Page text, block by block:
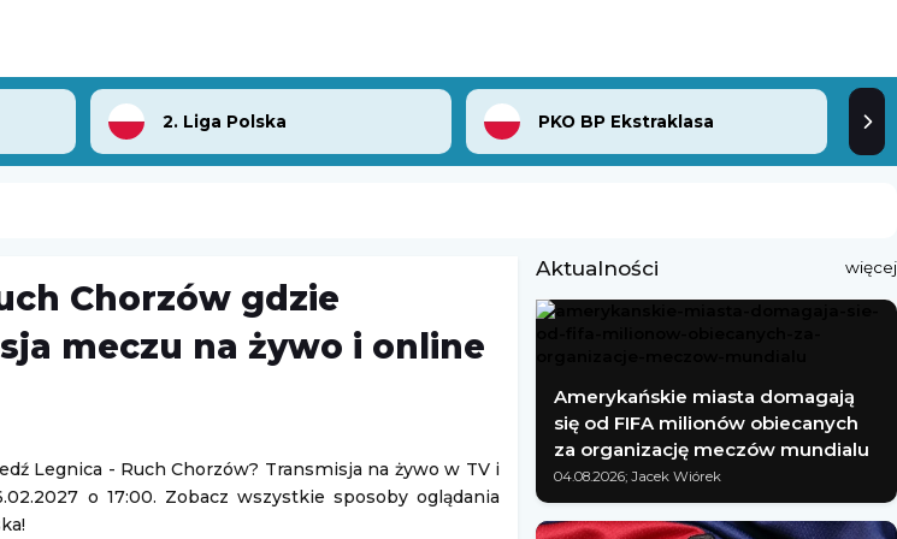
2. Liga Polska PKO BP Ekstraklasa
Besiktas HT Nexe Nasice
Procural Handball Cup
Tour de France (kobiety)
Kolarstwo
Chorzów gdzie
meczu na żywo i online
Legnica - Ruch Chorzów? Transmisja na żywo w TV i
o 17:00. Zobacz wszystkie sposoby oglądania
Aktualności więcej
Amerykańskie miasta domagają
się od FIFA milionów obiecanych
za organizację meczów mundialu
04.08.2026; Jacek Wiórek